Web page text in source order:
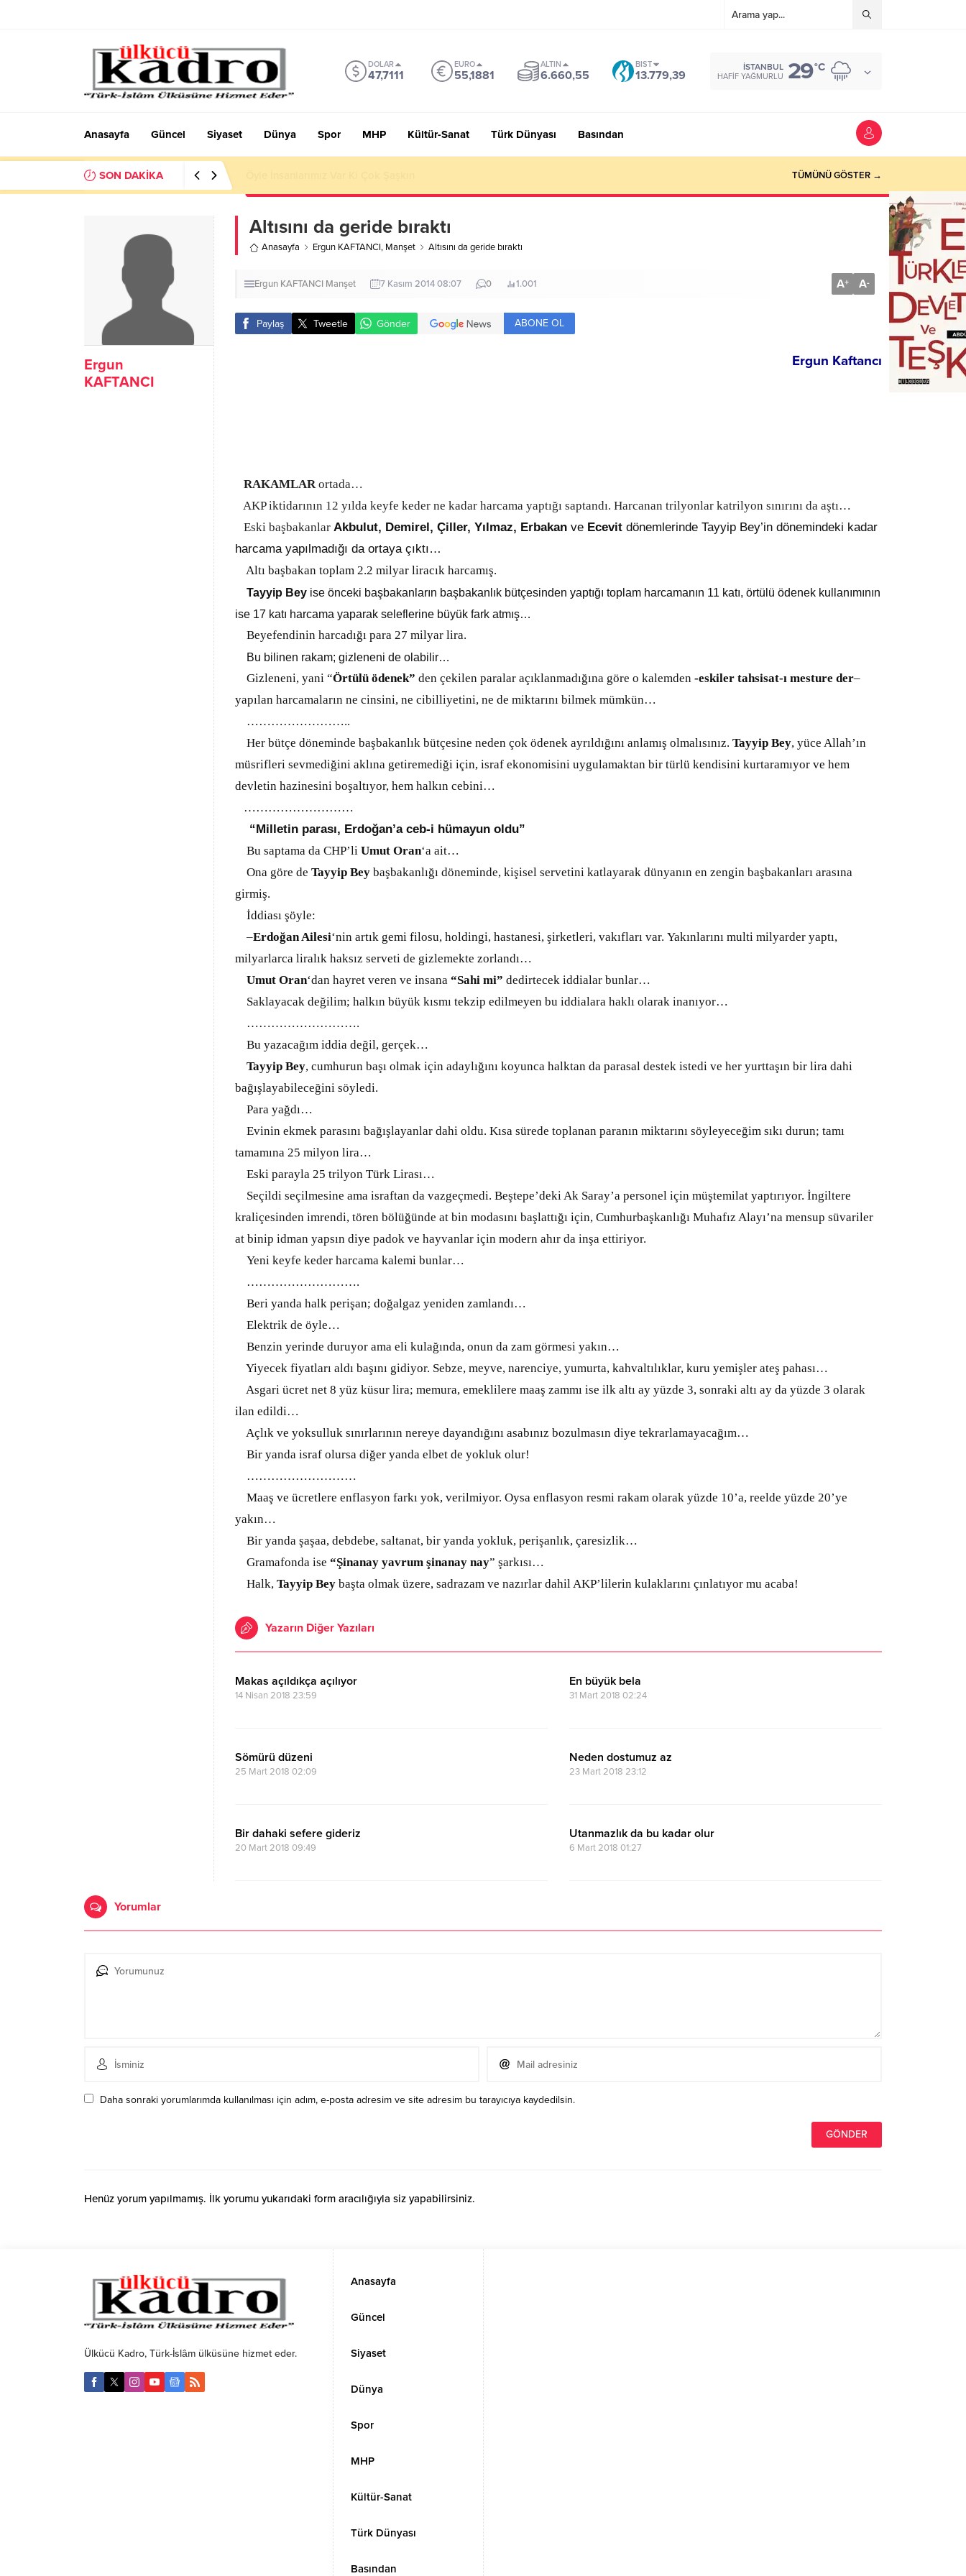
DOLAR
47,7111
EURO
55,1881
ALTIN
6.660,55
BIST
13.779,39
İSTANBUL
HAFIF YAĞMURLU 29°C
Anasayfa Güncel Siyaset Dünya Spor MHP Kültür-Sanat Türk Dünyası Basından
SON DAKİKA TÜMÜNÜ GÖSTER →
Ergun
KAFTANCI
Altısını da geride bıraktı
Anasayfa Ergun KAFTANCI, Manşet Altısını da geride bıraktı
Ergun KAFTANCI Manşet 7 Kasım 2014 08:07 0 1.001 A+ A-
Paylaş Tweetle Gönder ABONE OL
Ergun Kaftancı
RAKAMLARortada…
AKP iktidarının 12 yılda keyfe keder ne kadar harcama yaptığı saptandı. Harcanan trilyonlar katrilyon sınırını da aştı…
Eski başbakanlar Akbulut, Demirel, Çiller, Yılmaz, Erbakan ve Ecevit dönemlerinde Tayyip Bey’in dönemindeki kadar
harcama yapılmadığı da ortaya çıktı…
Altı başbakan toplam 2.2 milyar liracık harcamış.
Tayyip Bey ise önceki başbakanların başbakanlık bütçesinden yaptığı toplam harcamanın 11 katı, örtülü ödenek kullanımının
ise 17 katı harcama yaparak seleflerine büyük fark atmış…
Beyefendinin harcadığı para 27 milyar lira.
Bu bilinen rakam; gizleneni de olabilir…
Gizleneni, yani “Örtülü ödenek” den çekilen paralar açıklanmadığına göre o kalemden -eskiler tahsisat-ı mesture der–
yapılan harcamaların ne cinsini, ne cibilliyetini, ne de miktarını bilmek mümkün…
……………………..
Her bütçe döneminde başbakanlık bütçesine neden çok ödenek ayrıldığını anlamış olmalısınız. Tayyip Bey, yüce Allah’ın
müsrifleri sevmediğini aklına getiremediği için, israf ekonomisini uygulamaktan bir türlü kendisini kurtaramıyor ve hem
devletin hazinesini boşaltıyor, hem halkın cebini…
………………………
“Milletin parası, Erdoğan’a ceb-i hümayun oldu”
Bu saptama da CHP’li Umut Oran‘a ait…
Ona göre de Tayyip Bey başbakanlığı döneminde, kişisel servetini katlayarak dünyanın en zengin başbakanları arasına
girmiş.
İddiası şöyle:
–Erdoğan Ailesi‘nin artık gemi filosu, holdingi, hastanesi, şirketleri, vakıfları var. Yakınlarını multi milyarder yaptı,
milyarlarca liralık haksız serveti de gizlemekte zorlandı…
Umut Oran‘dan hayret veren ve insana “Sahi mi” dedirtecek iddialar bunlar…
Saklayacak değilim; halkın büyük kısmı tekzip edilmeyen bu iddialara haklı olarak inanıyor…
……………………….
Bu yazacağım iddia değil, gerçek…
Tayyip Bey, cumhurun başı olmak için adaylığını koyunca halktan da parasal destek istedi ve her yurttaşın bir lira dahi
bağışlayabileceğini söyledi.
Para yağdı…
Evinin ekmek parasını bağışlayanlar dahi oldu. Kısa sürede toplanan paranın miktarını söyleyeceğim sıkı durun; tamı
tamamına 25 milyon lira…
Eski parayla 25 trilyon Türk Lirası…
Seçildi seçilmesine ama israftan da vazgeçmedi. Beştepe’deki Ak Saray’a personel için müştemilat yaptırıyor. İngiltere
kraliçesinden imrendi, tören bölüğünde at bin modasını başlattığı için, Cumhurbaşkanlığı Muhafız Alayı’na mensup süvariler
at binip idman yapsın diye padok ve hayvanlar için modern ahır da inşa ettiriyor.
Yeni keyfe keder harcama kalemi bunlar…
……………………….
Beri yanda halk perişan; doğalgaz yeniden zamlandı…
Elektrik de öyle…
Benzin yerinde duruyor ama eli kulağında, onun da zam görmesi yakın…
Yiyecek fiyatları aldı başını gidiyor. Sebze, meyve, narenciye, yumurta, kahvaltılıklar, kuru yemişler ateş pahası…
Asgari ücret net 8 yüz küsur lira; memura, emeklilere maaş zammı ise ilk altı ay yüzde 3, sonraki altı ay da yüzde 3 olarak
ilan edildi…
Açlık ve yoksulluk sınırlarının nereye dayandığını asabınız bozulmasın diye tekrarlamayacağım…
Bir yanda israf olursa diğer yanda elbet de yokluk olur!
………………………
Maaş ve ücretlere enflasyon farkı yok, verilmiyor. Oysa enflasyon resmi rakam olarak yüzde 10’a, reelde yüzde 20’ye
yakın…
Bir yanda şaşaa, debdebe, saltanat, bir yanda yokluk, perişanlık, çaresizlik…
Gramafonda ise “Şinanay yavrum şinanay nay” şarkısı…
Halk, Tayyip Bey başta olmak üzere, sadrazam ve nazırlar dahil AKP’lilerin kulaklarını çınlatıyor mu acaba!
Yazarın Diğer Yazıları
Makas açıldıkça açılıyor
14 Nisan 2018 23:59
En büyük bela
31 Mart 2018 02:24
Sömürü düzeni
25 Mart 2018 02:09
Neden dostumuz az
23 Mart 2018 23:12
Bir dahaki sefere gideriz
20 Mart 2018 09:49
Utanmazlık da bu kadar olur
6 Mart 2018 01:27
Yorumlar
Daha sonraki yorumlarımda kullanılması için adım, e-posta adresim ve site adresim bu tarayıcıya kaydedilsin.
Henüz yorum yapılmamış. İlk yorumu yukarıdaki form aracılığıyla siz yapabilirsiniz.
Ülkücü Kadro, Türk-İslâm ülküsüne hizmet eder.
Anasayfa
Güncel
Siyaset
Dünya
Spor
MHP
Kültür-Sanat
Türk Dünyası
Basından